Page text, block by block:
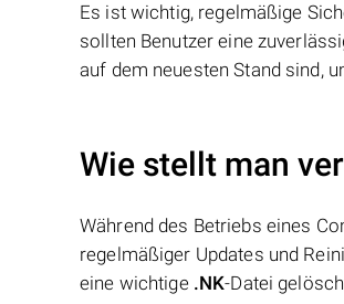
Es ist wichtig, regelmäßige
sollten Benutzer eine
auf dem neuesten Stand sind,
Wie stellt man
Während des Betriebs eines
regelmäßiger Updates und
eine wichtige .NK-Datei